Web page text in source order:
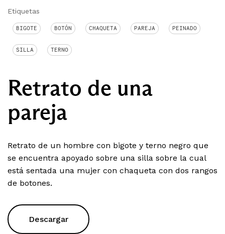
Etiquetas
BIGOTE BOTÓN CHAQUETA PAREJA PEINADO
SILLA TERNO
Retrato de una
pareja
Retrato de un hombre con bigote y terno negro que
se encuentra apoyado sobre una silla sobre la cual
está sentada una mujer con chaqueta con dos rangos
de botones.
Descargar